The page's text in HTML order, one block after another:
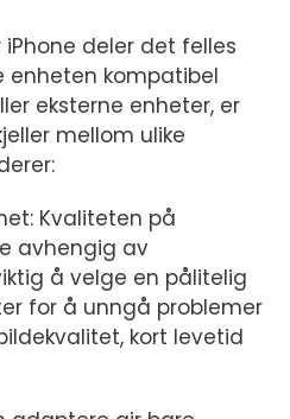
deler det felles
kompatibel
eksterne enheter, er
mellom ulike
Kvaliteten på
avhengig av
å velge en pålitelig
for å unngå problemer
kort levetid